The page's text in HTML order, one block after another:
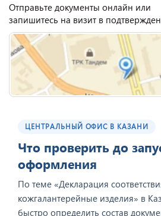
Отправьте документы онлайн или
запишитесь на визит в
ЦЕНТРАЛЬНЫЙ ОФИС В КАЗАНИ
Что проверить до
оформления
По теме «Декларация
кожгалантерейные изделия» в
быстро определить состав